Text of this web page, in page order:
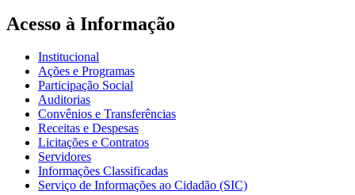
Acesso à Informação
Institucional
Ações e Programas
Participação Social
Auditorias
Convênios e Transferências
Receitas e Despesas
Licitações e Contratos
Servidores
Informações Classificadas
Serviço de Informações ao Cidadão (SIC)